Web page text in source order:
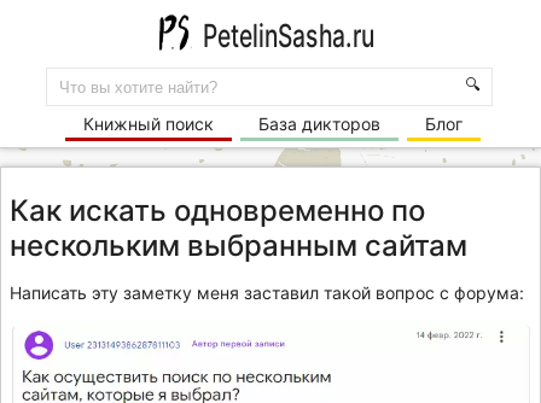
PetelinSasha.ru
🔍
Книжный поиск База дикторов Блог
Как искать одновременно по
нескольким выбранным сайтам
Написать эту заметку меня заставил такой вопрос с форума: